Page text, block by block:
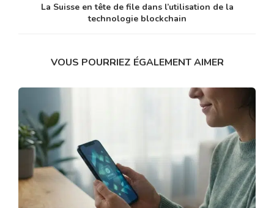
La Suisse en tête de file dans l’utilisation de la
technologie blockchain
VOUS POURRIEZ ÉGALEMENT AIMER